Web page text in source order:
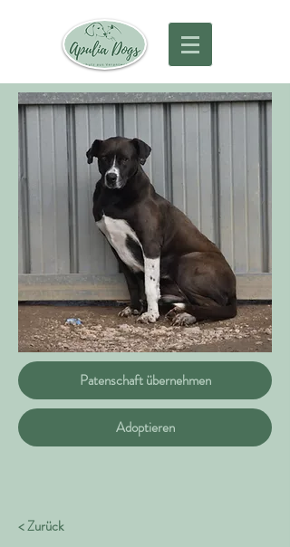
Patenschaft übernehmen
Adoptieren
< Zurück